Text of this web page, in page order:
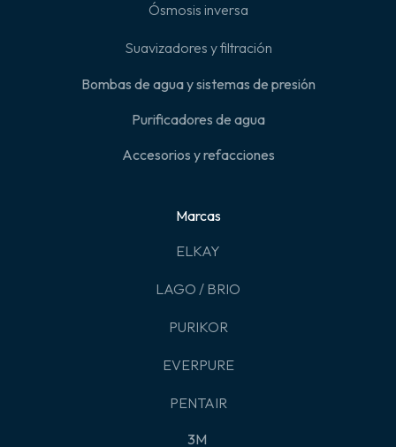
Marcas
ELKAY
LAGO / BRIO
PURIKOR
EVERPURE
PENTAIR
3M
Ósmosis inversa
Suavizadores y filtración
Bombas de agua y sistemas de presión
Purificadores de agua
Accesorios y refacciones